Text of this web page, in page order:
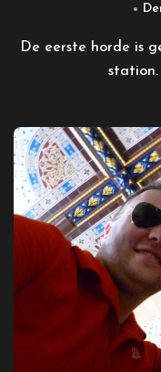
De eerste horde is genomen, de taxi van huis naar het
station.